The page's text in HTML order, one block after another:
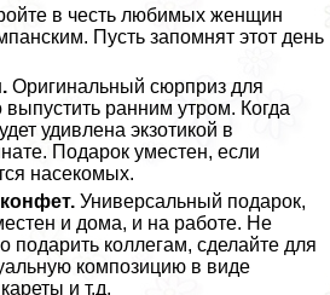
в честь любимых женщин
Пусть запомнят этот день
Оригинальный сюрприз для
ранним утром. Когда
удивлена экзотикой в
Подарок уместен, если
насекомых.
Универсальный подарок,
и дома, и на работе. Не
подарить коллегам, сделайте для
композицию в виде
и т.д.